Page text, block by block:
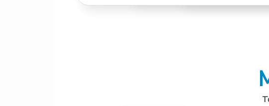
ataque más definido. Es una
Cordal: LockTone™